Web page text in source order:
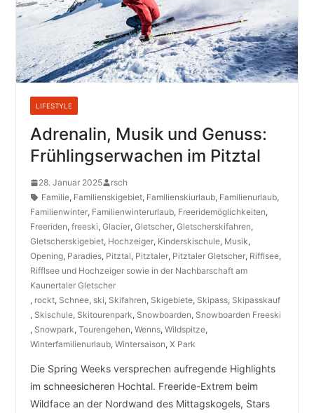
LIFESTYLE
Adrenalin, Musik und Genuss:
Frühlingserwachen im Pitztal
28. Januar 2025
rsch
Familie, Familienskigebiet, Familienskiurlaub, Familienurlaub,
Familienwinter, Familienwinterurlaub, Freeridemöglichkeiten,
Freeriden, freeski, Glacier, Gletscher, Gletscherskifahren,
Gletscherskigebiet, Hochzeiger, Kinderskischule, Musik,
Opening, Paradies, Pitztal, Pitztaler, Pitztaler Gletscher, Rifflsee,
Rifflsee und Hochzeiger sowie in der Nachbarschaft am
Kaunertaler Gletscher
, rockt, Schnee, ski, Skifahren, Skigebiete, Skipass, Skipasskauf
, Skischule, Skitourenpark, Snowboarden, Snowboarden Freeski
, Snowpark, Tourengehen, Wenns, Wildspitze,
Winterfamilienurlaub, Wintersaison, X Park
Die Spring Weeks versprechen aufregende Highlights
im schneesicheren Hochtal. Freeride-Extrem beim
Wildface an der Nordwand des Mittagskogels, Stars